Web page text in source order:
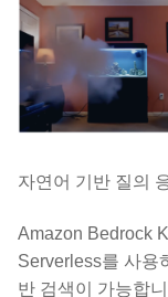
자연어 기반 질의
Amazon Bedrock
Serverless를 사용
반 검색이 가능합